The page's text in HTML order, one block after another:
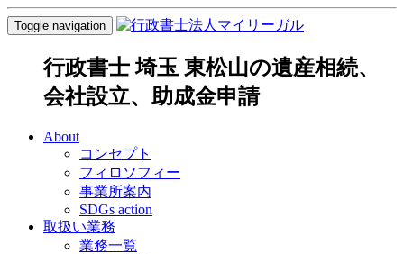
Toggle navigation
行政書士 埼玉 東松山の遺産相続、
会社設立、助成金申請
About
コンセプト
フィロソフィー
事業所案内
SDGs action
取扱い業務
業務一覧